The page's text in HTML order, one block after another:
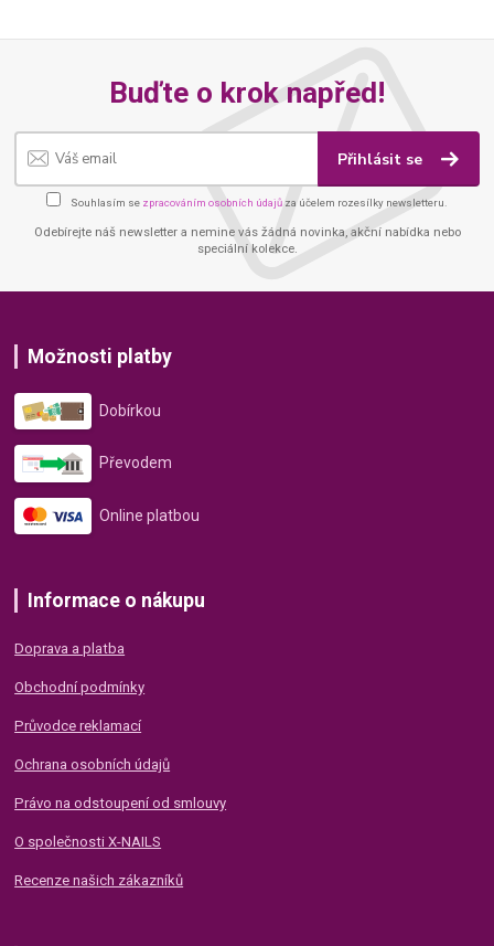
Buďte o krok napřed!
Přihlásit se
Souhlasím se zpracováním osobních údajů za účelem rozesílky newsletteru.
Odebírejte náš newsletter a nemine vás žádná novinka, akční nabídka nebo
speciální kolekce.
Možnosti platby
Dobírkou
Převodem
Online platbou
Informace o nákupu
Doprava a platba
Obchodní podmínky
Průvodce reklamací
Ochrana osobních údajů
Právo na odstoupení od smlouvy
O společnosti X-NAILS
Recenze našich zákazníků